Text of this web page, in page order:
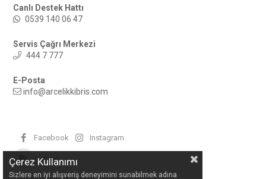
Canlı Destek Hattı
0539 140 06 47
Servis Çağrı Merkezi
444 7 777
E-Posta
info@arcelikkibris.com
Facebook Instagram
Android
Çerez Kullanımı
Sizlere en iyi alışveriş deneyimini sunabilmek adına